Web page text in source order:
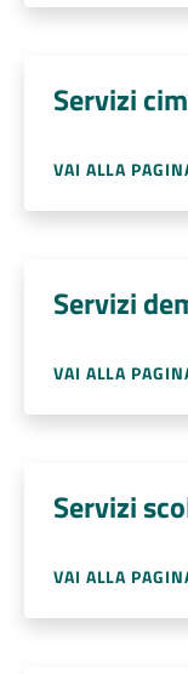
Servizi
VAI ALLA
Servizi
VAI ALLA
Servizi
VAI ALLA